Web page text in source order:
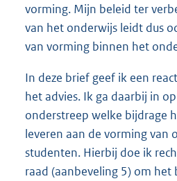
vorming. Mijn beleid ter
van het onderwijs leidt dus
van vorming binnen het
In deze brief geef ik een
het advies. Ik ga daarbij in
onderstreep welke bijdrage
leveren aan de vorming van
studenten. Hierbij doe ik
raad (aanbeveling 5) om het